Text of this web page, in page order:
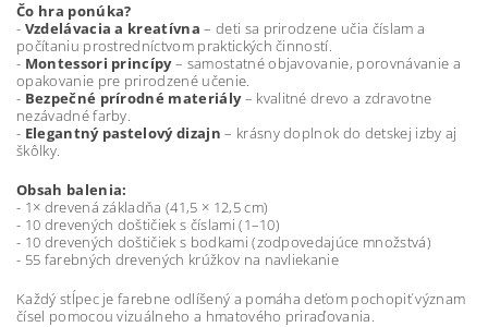
Čo hra ponúka?
- Vzdelávacia a kreatívna – deti sa prirodzene učia číslam a
počítaniu prostredníctvom praktických činností.
- Montessori princípy– samostatné objavovanie, porovnávanie a
opakovanie pre prirodzené učenie.
- Bezpečné prírodné materiály– kvalitné drevo a zdravotne
nezávadné farby.
- Elegantný pastelový dizajn – krásny doplnok do detskej izby aj
škôlky.
Obsah balenia:
- 1× drevená základňa (41,5 × 12,5 cm)
- 10 drevených doštičiek s číslami (1–10)
- 10 drevených doštičiek s bodkami (zodpovedajúce množstvá)
- 55 farebných drevených krúžkov na navliekanie
Každý stĺpec je farebne odlíšený a pomáha deťom pochopiť význam
čísel pomocou vizuálneho a hmatového priraďovania.